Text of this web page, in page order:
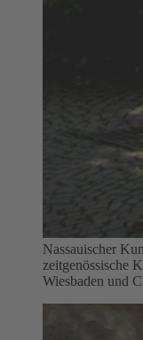
Nassauischer
zeitgenössische
Wiesbaden und